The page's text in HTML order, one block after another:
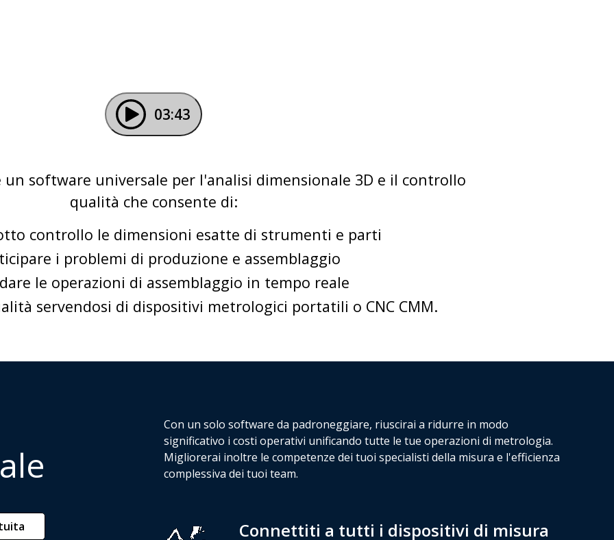
03:43
un software universale per l'analisi dimensionale 3D e il controllo
qualità che consente di:
controllo le dimensioni esatte di strumenti e parti
i problemi di produzione e assemblaggio
le operazioni di assemblaggio in tempo reale
servendosi di dispositivi metrologici portatili o CNC CMM.
Con un solo software da padroneggiare, riuscirai a ridurre in modo
significativo i costi operativi unificando tutte le tue operazioni di metrologia.
Migliorerai inoltre le competenze dei tuoi specialisti della misura e l'efficienza
complessiva dei tuoi team.
Connettiti a tutti i dispositivi di misura